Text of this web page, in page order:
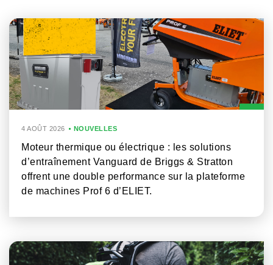
4 AOÛT 2026 NOUVELLES
Moteur thermique ou électrique : les solutions
d’entraînement Vanguard de Briggs & Stratton
offrent une double performance sur la plateforme
de machines Prof 6 d’ELIET.